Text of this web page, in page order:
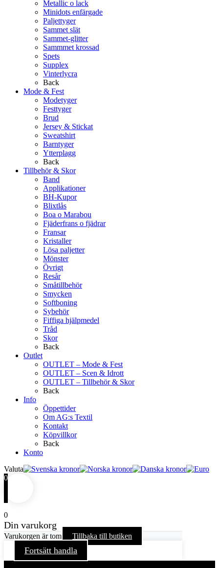
Metallic o lack
Minidots enfärgade
Paljettyger
Sammet slät
Sammet-glitter
Sammmet krossad
Spets
Supplex
Vinterlycra
Back
Mode & Fest
Modetyger
Festtyger
Brud
Jersey & Stickat
Sweatshirt
Barntyger
Ytterplagg
Back
Tillbehör & Skor
Band
Applikationer
BH-Kupor
Blixtlås
Boa o Marabou
Fjäderfrans o fjädrar
Fransar
Kristaller
Lösa paljetter
Mönster
Övrigt
Resår
Småtillbehör
Smycken
Softboning
Sybehör
Fiffiga hjälpmedel
Tråd
Skor
Back
Outlet
OUTLET – Mode & Fest
OUTLET – Scen & Idrott
OUTLET – Tillbehör & Skor
Back
Info
Öppettider
Om AG:s Textil
Kontakt
Köpvillkor
Back
Konto
Valuta
0
0
Din varukorg
Varukorgen är tom Tillbaka till butiken
Fortsätt handla